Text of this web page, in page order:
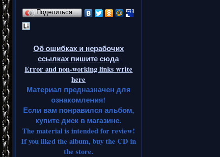
Поделиться…
Об ошибках и нерабочих
ссылках пишите сюда
Error and non-working links write
here
Материал предназначен для
ознакомления!
Если вам понравился альбом,
купите диск в магазине.
The material is intended for review!
If you liked the album, buy the CD in
the store.